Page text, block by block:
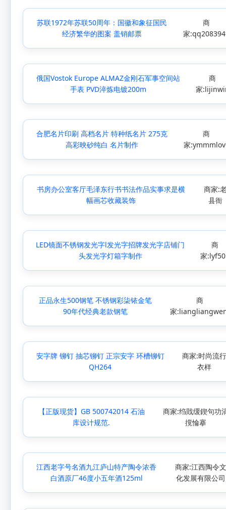
苏联1972年苏联50周年：国徽和象征国民
经济繁华的图案 盖销邮票
商
家
俄国Vostok Europe ALMAZ金刚石军事空间站
手表 PVD淬炼电镀200m
商
家
合肥名片印刷 高档名片 特种纸名片 275克
高彩映砂纯白 名片制作
商
家
书房办公室客厅毛泽东行书书法作品实事求是横
幅画芯收藏装饰
商家:
县衙
LED镜面不锈钢发光字l发光字招牌发光字店铺门
头发光字灯箱字制作
商
家
正品永生500钢笔 不锈钢彩柒铱金笔
90年代经典老款钢笔
商
家
安字牌 铆钉 抽芯铆钉 正宗安字 环槽铆钉
QH264
商家:时尚流
衣样
【正版现货】GB 500742014 石油
库设计规范.
商家:绉戝缓鍥句功
撹惀搴
江西老字号名酒九江庐山特产陶令浓香
白酒原厂46度小五年酒125ml
商家:江西陶令文
化发展有限公司